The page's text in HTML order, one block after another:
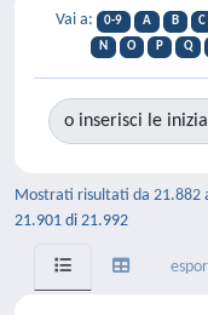
Vai a: 0-9 A B C
N
O P Q
o inserisci le
Mostrati risultati da 21.882
21.901 di 21.992